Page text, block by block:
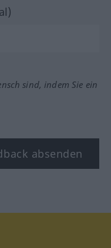
sind, indem Sie ein
absenden